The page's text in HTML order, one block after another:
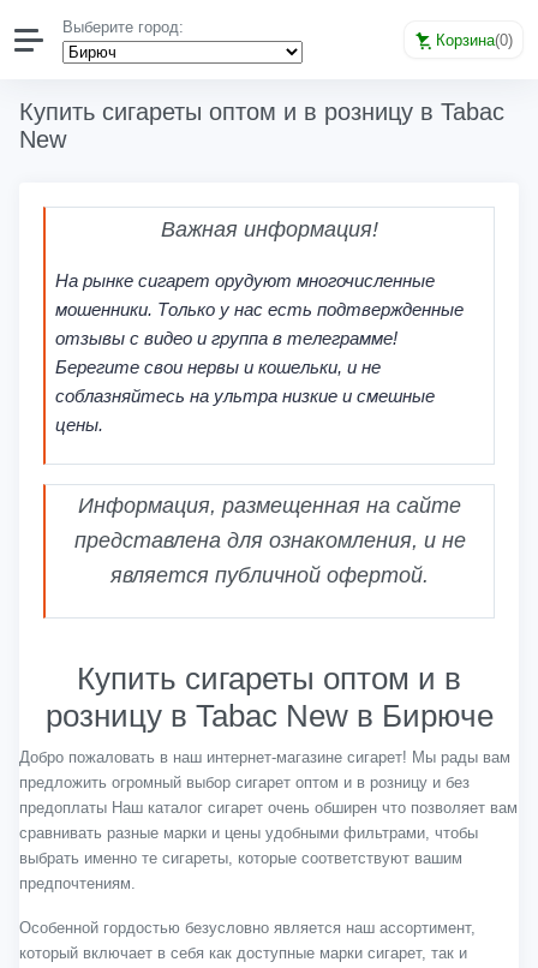
Выберите город:
Корзина(0)
Купить сигареты оптом и в розницу в Tabac
New
Важная информация!
На рынке сигарет орудуют многочисленные
мошенники. Только у нас есть подтвержденные
отзывы с видео и группа в телеграмме!
Берегите свои нервы и кошельки, и не
соблазняйтесь на ультра низкие и смешные
цены.
Информация, размещенная на сайте
представлена для ознакомления, и не
является публичной офертой.
Купить сигареты оптом и в
розницу в Tabac New в Бирюче
Добро пожаловать в наш интернет-магазине сигарет! Мы рады вам
предложить огромный выбор сигарет оптом и в розницу и без
предоплаты Наш каталог сигарет очень обширен что позволяет вам
сравнивать разные марки и цены удобными фильтрами, чтобы
выбрать именно те сигареты, которые соответствуют вашим
предпочтениям.
Особенной гордостью безусловно является наш ассортимент,
который включает в себя как доступные марки сигарет, так и